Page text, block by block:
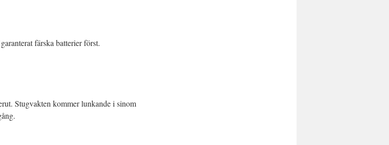
färska batterier först.
Stugvakten kommer lunkande i sinom